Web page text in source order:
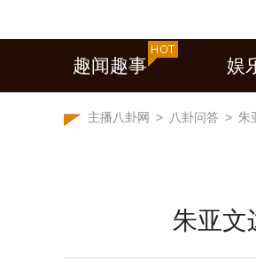
趣闻趣事 娱
主播八卦网 > 八卦问答 > 朱
朱亚文